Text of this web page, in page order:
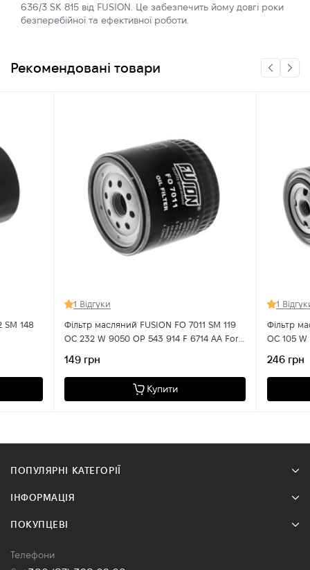
636/3 SK 815 від FUSION. Це забезпечить йому довгі роки
безперебійної та ефективної роботи.
Рекомендовані товари
SM 148
1 Відгуки
Фільтр масляний FUSION FO 7011 SM 119
OC 232 W 9050 OP 543 914 F 6714 AA Ford
149 грн
Купити
1
Фільтр
OC 105 W 950/4 OP 574 VOLVO740
246 грн
ПОПУЛЯРНІ КАТЕГОРІЇ
ІНФОРМАЦІЯ
ПОКУПЦЕВІ
Телефони